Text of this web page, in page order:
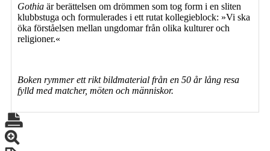
Gothia är berättelsen om drömmen som tog form i en sliten
klubbstuga och formulerades i ett rutat kollegieblock: »Vi ska
öka förståelsen mellan ungdomar från olika kulturer och
religioner.«
Boken rymmer ett rikt bildmaterial från en 50 år lång resa
fylld med matcher, möten och människor.